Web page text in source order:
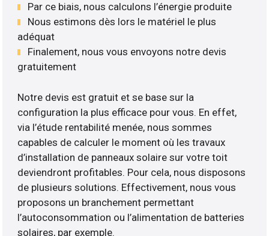
Par ce biais, nous calculons l’énergie produite
Nous estimons dès lors le matériel le plus
adéquat
Finalement, nous vous envoyons notre devis
gratuitement
Notre devis est gratuit et se base sur la
configuration la plus efficace pour vous. En effet,
via l’étude rentabilité menée, nous sommes
capables de calculer le moment où les travaux
d’installation de panneaux solaire sur votre toit
deviendront profitables. Pour cela, nous disposons
de plusieurs solutions. Effectivement, nous vous
proposons un branchement permettant
l’autoconsommation ou l’alimentation de batteries
solaires, par exemple.